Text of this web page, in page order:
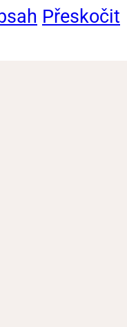
Přeskočit